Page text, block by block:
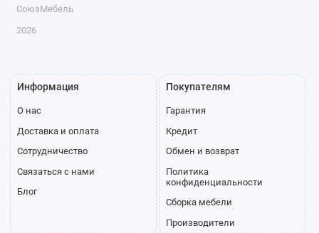
СоюзМебель
2026
Информация
О нас
Доставка и оплата
Сотрудничество
Связаться с нами
Блог
Покупателям
Гарантия
Кредит
Обмен и возврат
Политика
конфиденциальности
Сборка мебели
Производители